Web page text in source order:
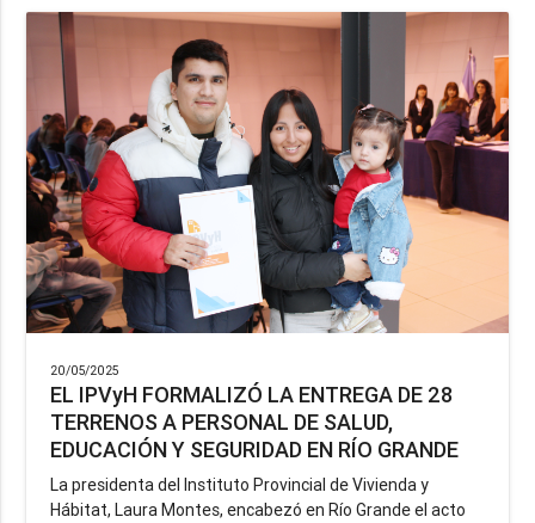
20/05/2025
EL IPVyH FORMALIZÓ LA ENTREGA DE 28
TERRENOS A PERSONAL DE SALUD,
EDUCACIÓN Y SEGURIDAD EN RÍO GRANDE
La presidenta del Instituto Provincial de Vivienda y
Hábitat, Laura Montes, encabezó en Río Grande el acto